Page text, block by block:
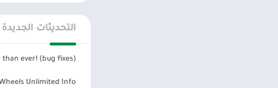
اللعبة ليست معقدة
جمع العجلات
التحديثات الجديدة
ever! (bug fixes)
Unlimited Info: